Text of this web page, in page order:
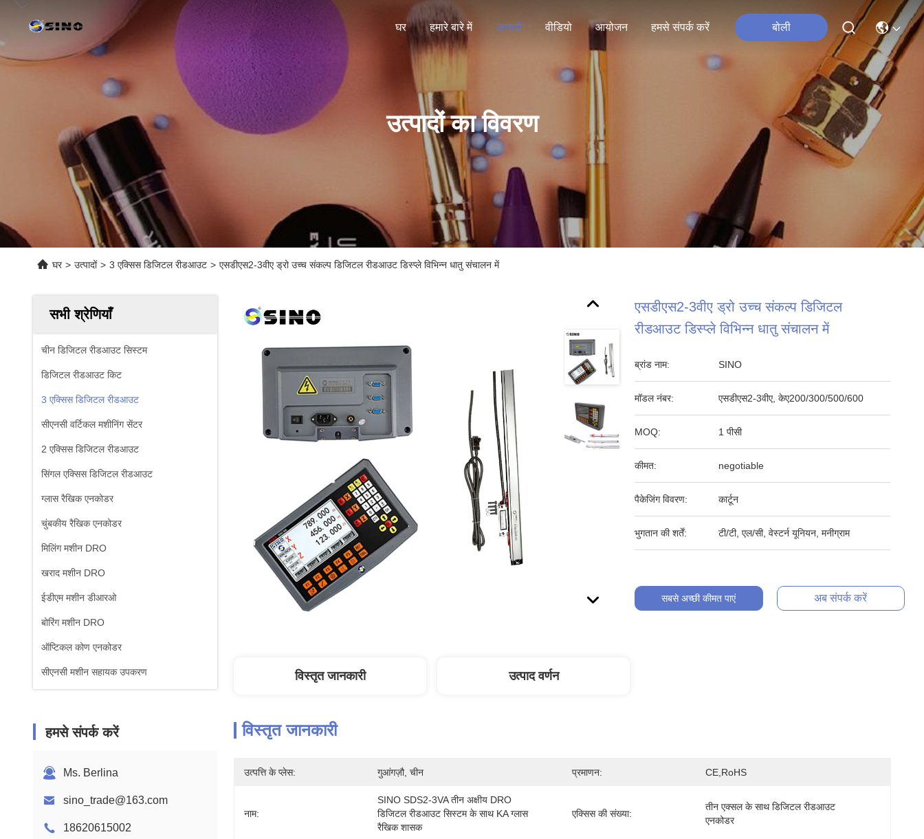
घर हमारे बारे में उत्पादों वीडियो आयोजन हमसे संपर्क करें बोली
उत्पादों का विवरण
घर > उत्पादों > 3 एक्सिस डिजिटल रीडआउट > एसडीएस2-3वीए ड्रो उच्च संकल्प डिजिटल रीडआउट डिस्प्ले विभिन्न धातु संचालन में
सभी श्रेणियाँ
चीन डिजिटल रीडआउट सिस्टम
डिजिटल रीडआउट किट
3 एक्सिस डिजिटल रीडआउट
सीएनसी वर्टिकल मशीनिंग सेंटर
2 एक्सिस डिजिटल रीडआउट
सिंगल एक्सिस डिजिटल रीडआउट
ग्लास रैखिक एनकोडर
चुंबकीय रैखिक एनकोडर
मिलिंग मशीन DRO
खराद मशीन DRO
ईडीएम मशीन डीआरओ
बोरिंग मशीन DRO
ऑप्टिकल कोण एनकोडर
सीएनसी मशीन सहायक उपकरण
हमसे संपर्क करें
Ms. Berlina
sino_trade@163.com
18620615002
एसडीएस2-3वीए ड्रो उच्च संकल्प डिजिटल
रीडआउट डिस्प्ले विभिन्न धातु संचालन में
ब्रांड नाम: SINO
मॉडल नंबर: एसडीएस2-3वीए, केए200/300/500/600
MOQ: 1 पीसी
कीमत: negotiable
पैकेजिंग विवरण: कार्टून
भुगतान की शर्तें: टी/टी, एल/सी, वेस्टर्न यूनियन, मनीग्राम
सबसे अच्छी कीमत पाएं अब संपर्क करें
विस्तृत जानकारी उत्पाद वर्णन
विस्तृत जानकारी
उत्पत्ति के प्लेस: गुआंगज़ौ, चीन प्रमाणन: CE,RoHS
नाम:
SINO SDS2-3VA तीन अक्षीय DRO
डिजिटल रीडआउट सिस्टम के साथ KA ग्लास
रैखिक शासक
एक्सिस की संख्या:
तीन एक्सल के साथ डिजिटल रीडआउट
एनकोडर